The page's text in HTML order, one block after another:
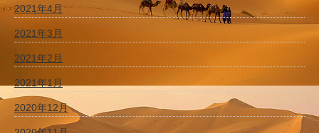
2021年4月
2021年3月
2021年2月
2021年1月
2020年12月